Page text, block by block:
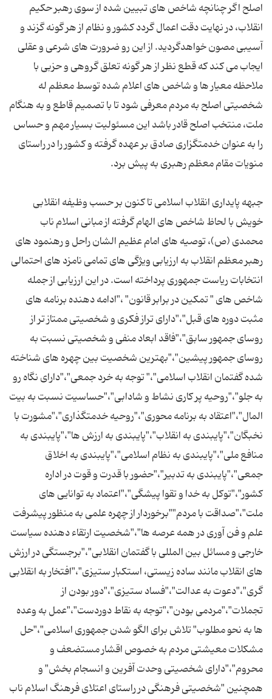
اصلح اگر چنانچه شاخص های تبیین شده از سوی رهبر حكیم
انقلاب، در نهایت دقت اعمال گردد كشور و نظام از هر گونه گزند و
آسیبی مصون خواهدگردید. از این رو ضرورت های شرعی و عقلی
ایجاب می كند كه قطع نظر از هر گونه تعلق گروهی و حزبی با
ملاحظه معیار ها و شاخص های اعلام شده توسط معظم له
شخصیتی اصلح به مردم معرفی شود تا با تصمیم قاطع و به هنگام
ملت، منتخب اصلح قادر باشد این مسئولیت بسیار مهم و حساس
را به عنوان خدمتگزاری صادق بر عهده گرفته و كشور را در راستای
جبهه پایداری انقلاب اسلامی تا كنون بر حسب وظیفه انقلابی
خویش با لحاظ شاخص های الهام گرفته از مبانی اسلام ناب
محمدی (ص)، توصیه های امام عظیم الشان راحل و رهنمود های
رهبر معظم انقلاب به ارزیابی ویژگی های تمامی نامزد های احتمالی
انتخابات ریاست جمهوری پرداخته است. در این ارزیابی از جمله
شاخص های " تمكین در برابر قانون" ،"ادامه دهنده برنامه های
مثبت دوره های قبل"،"دارای تراز فكری و شخصیتی ممتاز تر از
روسای جمهور سابق"،"فاقد ابعاد منفی و شخصیتی نسبت به
روسای جمهور پیشین"،"بهترین شخصیت بین چهره های شناخته
شده گفتمان انقلاب اسلامی"،" توجه به خرد جمعی"،"دارای نگاه رو
به جلو"،"روحیه پر كاری نشاط و شادابی"،"حساسیت نسبت به بیت
المال"،"اعتقاد به برنامه محوری"،"روحیه خدمتگذاری"،"مشورت با
نخبگان"،"پایبندی به انقلاب"،"پایبندی به ارزش ها"،"پایبندی به
منافع ملی"،"پایبندی به نظام اسلامی"،"پایبندی به اخلاق
جمعی"،"پایبندی به تدبیر"،"حضور با قدرت و قوت در اداره
كشور"،"توكل به خدا و تقوا پیشگی"،"اعتماد به توانایی های
ملت"،"صداقت با مردم""برخوردار از چهره علمی به منظور پیشرفت
علم و فن آوری در همه عرصه ها"،"شخصیت ارتقاء دهنده سیاست
خارجی و مسائل بین المللی با گفتمان انقلابی"،"برجستگی در ارزش
های انقلاب مانند ساده زیستی، استكبار ستیزی"،"افتخار به انقلابی
گری"،"دعوت به عدالت"،"فساد ستیزی"،"دور بودن از
تجملات"،"مردمی بودن"،"توجه به نقاط دوردست"،"عمل به وعده
ها به نحو مطلوب" تلاش برای الگو شدن جمهوری اسلامی"،"حل
مشكلات معیشتی مردم به خصوص اقشار مستضعف و
محروم"،"دارای شخصیتی وحدت آفرین و انسجام بخش" و
همچنین "شخصیتی فرهنگی در راستای اعتلای فرهنگ اسلام ناب